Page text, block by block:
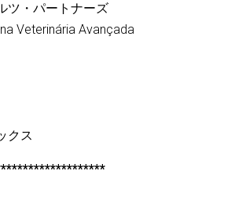
ツ・パートナーズ
Veterinária Avançada
クス